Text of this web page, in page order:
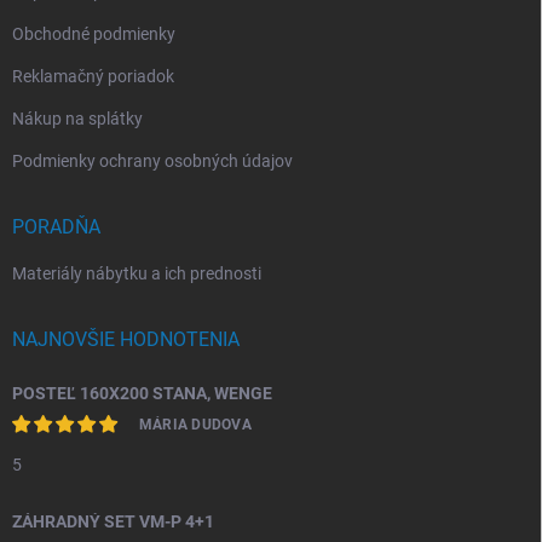
Obchodné podmienky
Reklamačný poriadok
Nákup na splátky
Podmienky ochrany osobných údajov
PORADŇA
Materiály nábytku a ich prednosti
NAJNOVŠIE HODNOTENIA
POSTEĽ 160X200 STANA, WENGE
MÁRIA DUDOVA
5
ZÁHRADNÝ SET VM-P 4+1